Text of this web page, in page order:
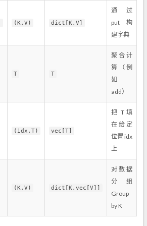
(K,V) dict[K,V]
通过
put 构
建字典
T T
聚合计
算（例
如
add）
(idx,T) vec[T]
把 T 填
在给定
位置 idx
上
(K,V) dict[K,vec[V]]
对数据
分组
Group
by K